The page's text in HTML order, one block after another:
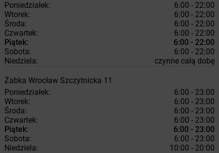
Poniedziałek:
6:00 - 22:00
Wtorek:
6:00 - 22:00
Środa:
6:00 - 22:00
Czwartek:
6:00 - 22:00
Piątek:
6:00 - 22:00
Sobota:
6:00 - 22:00
Niedziela:
czynne całą dobę
Żabka Wrocław Szczytnicka 11
Poniedziałek:
6:00 - 23:00
Wtorek:
6:00 - 23:00
Środa:
6:00 - 23:00
Czwartek:
6:00 - 23:00
Piątek:
6:00 - 23:00
Sobota:
6:00 - 23:00
Niedziela:
10:00 - 20:00